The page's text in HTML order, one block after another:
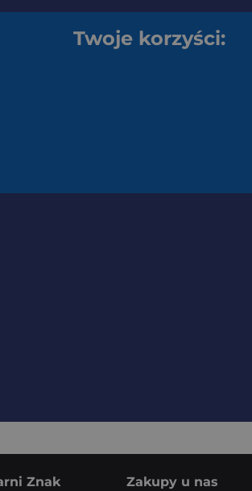
Twoje korzyści:
Znak Zakupy u nas